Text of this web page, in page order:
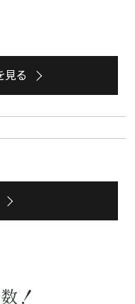
見る
！